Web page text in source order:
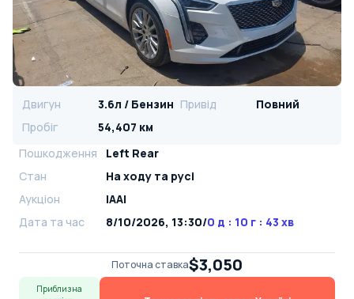
Двигун 3.6л / Бензин Привід
Повний
Пробіг
54,407 км
Пошкодження
Left Rear
Стан
На ​​ходу та русі
Аукціон
IAAI
Дата та час
8/10/2026, 13:30/0 д : 10 г : 43 хв
Поточна ставка$3,050
Приблизна